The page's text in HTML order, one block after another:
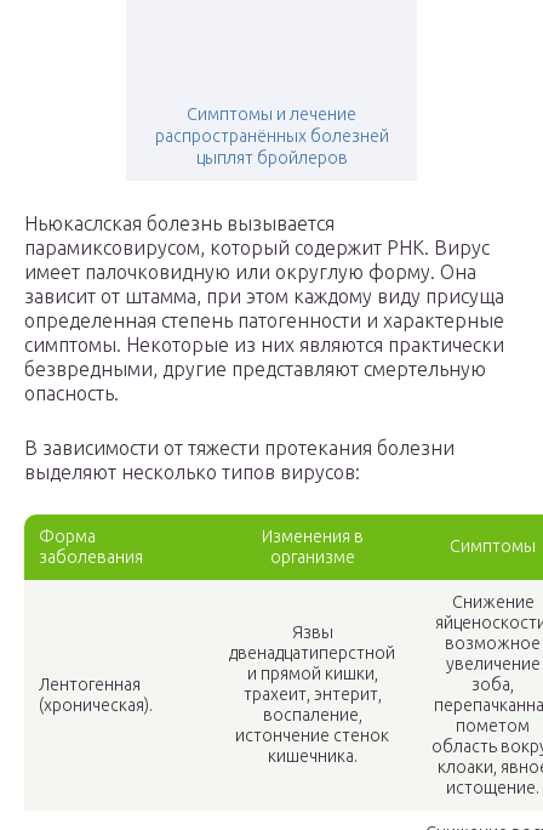
Симптомы и лечение
распространённых болезней
цыплят бройлеров
Ньюкаслская болезнь вызывается
парамиксовирусом, который содержит РНК. Вирус
имеет палочковидную или округлую форму. Она
зависит от штамма, при этом каждому виду присуща
определенная степень патогенности и характерные
симптомы. Некоторые из них являются практически
безвредными, другие представляют смертельную
опасность.
В зависимости от тяжести протекания болезни
выделяют несколько типов вирусов:
Форма
заболевания
Изменения в
организме
Симптомы
Лентогенная
(хроническая).
Язвы
двенадцатиперстной
и прямой кишки,
трахеит, энтерит,
воспаление,
истончение стенок
кишечника.
Снижение
возможное
увеличение
зоба,
пометом
область
клоаки,
истощение.